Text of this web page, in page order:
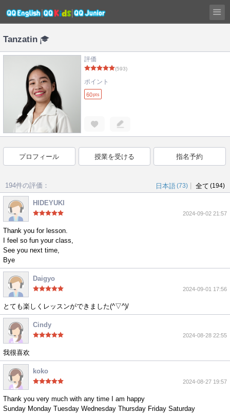
Tanzatin
評価
(593)
ポイント
60pts
プロフィール 授業を受ける 指名予約
194件の評価： 日本語(73) 全て (194)
HIDEYUKI
2024-09-02 21:57
Thank you for lesson.
I feel so fun your class,
See you next time,
Bye
Daigyo
2024-09-01 17:56
とても楽しくレッスンができました(^▽^)/
Cindy
2024-08-28 22:55
我很喜欢
koko
2024-08-27 19:57
Thank you very much with any time I am happy
Sunday Monday Tuesday Wednesday Thursday Friday Saturday